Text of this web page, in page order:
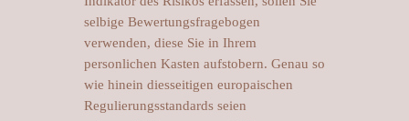
selbige Bewertungsfragebogen
verwenden, diese Sie in Ihrem
personlichen Kasten aufstobern. Genau so
wie hinein diesseitigen europaischen
Regulierungsstandards seien